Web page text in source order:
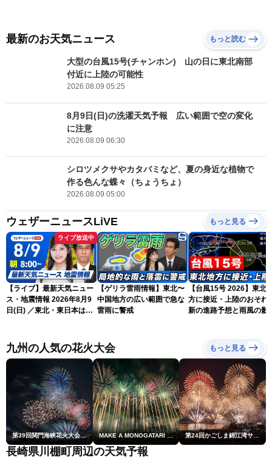
最新のお天気ニュース もっと読む
大型の台風15号(チャンホン) 山の日に東北南部
付近に上陸の可能性
2026.08.09 05:25
8月9日(日)の洗濯天気予報 広い範囲で空の変化
に注意
2026.08.09 06:30
シロツメクサやカタバミなど、夏の身近な植物で
作る色んな蝶々（ちょうちょ）
2026.08.09 05:00
ウェザーニュースLiVE もっと見る
ライブ放送中
【ライブ】最新天気ニュー
ス・地震情報 2026年8月9
日(日) ／東北・東日本は急
ュースLiVEサンシャイン・
岡本結子リサ／山口剛央〉
【ゲリラ雷雨情報】東北〜
中国地方の広い範囲で急な
雷雨に警戒
【台風15号 2026】東北
方に接近・上陸のおそれ
新の進路予想と雨風の影
九州の人気の花火大会 もっと見る
第39回関門海峡花火大会(門司側) MAKE A MONOGATARI 2026 第24回かごしま錦江湾サマーナイト大花火大会
長崎県川棚町周辺の天気予報